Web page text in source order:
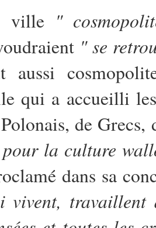
ville "
" se
aussi
qui a accueilli
de
la culture
dans sa
vivent, travaillent